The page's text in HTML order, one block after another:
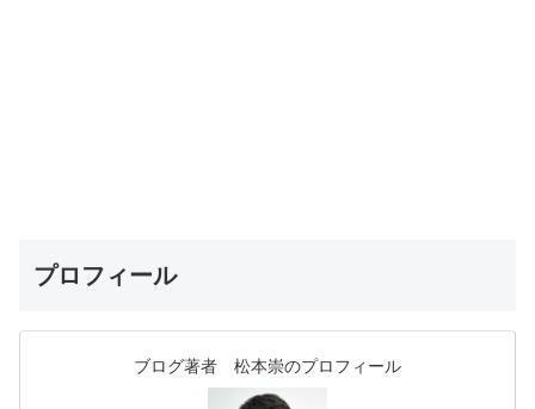
プロフィール
ブログ著者 松本崇のプロフィール